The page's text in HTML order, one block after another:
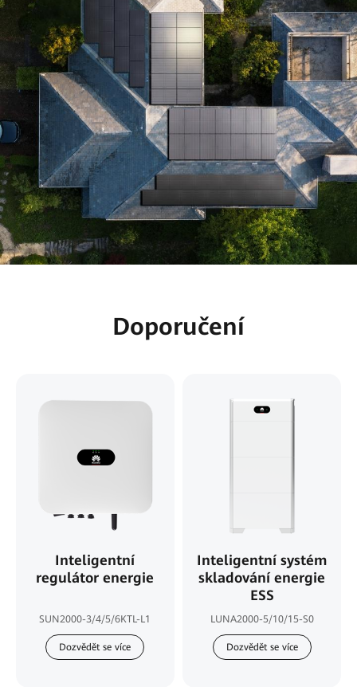
Doporučení
Inteligentní
regulátor energie
SUN2000-3/4/5/6KTL-L1
Dozvědět se více
Inteligentní systém
skladování energie
ESS
LUNA2000-5/10/15-S0
Dozvědět se více